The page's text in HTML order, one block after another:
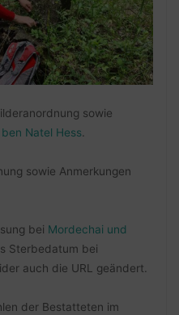
sowie
Natel Hess.
sowie Anmerkungen
bei Mordechai und
Sterbedatum bei
auch die URL geändert.
der Bestatteten im